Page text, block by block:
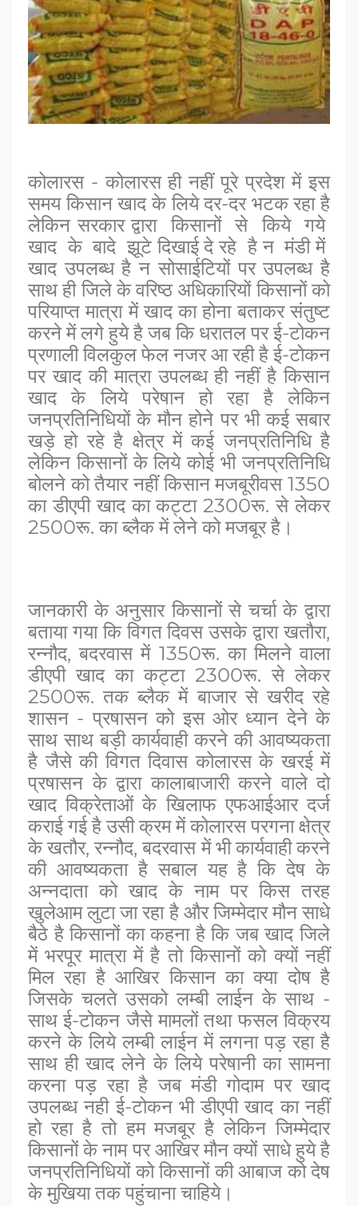
कोलारस - कोलारस ही नहीं पूरे प्रदेश में इस
समय किसान खाद के लिये दर-दर भटक रहा है
लेकिन सरकार द्वारा किसानों से किये गये
खाद के बादे झूटे दिखाई दे रहे है न मंडी में
खाद उपलब्ध है न सोसाईटियों पर उपलब्ध है
साथ ही जिले के वरिष्ठ अधिकारियों किसानों को
परियाप्त मात्रा में खाद का होना बताकर संतुष्ट
करने में लगे हुये है जब कि धरातल पर ई-टोकन
प्रणाली विलकुल फेल नजर आ रही है ई-टोकन
पर खाद की मात्रा उपलब्ध ही नहीं है किसान
खाद के लिये परेषान हो रहा है लेकिन
जनप्रतिनिधियों के मौन होने पर भी कई सबार
खड़े हो रहे है क्षेत्र में कई जनप्रतिनिधि है
लेकिन किसानों के लिये कोई भी जनप्रतिनिधि
बोलने को तैयार नहीं किसान मजबूरीवस 1350
का डीएपी खाद का कट्टा 2300रू. से लेकर
2500रू. का ब्लैक में लेने को मजबूर है।
जानकारी के अनुसार किसानों से चर्चा के द्वारा
बताया गया कि विगत दिवस उसके द्वारा खतौरा,
रन्नौद, बदरवास में 1350रू. का मिलने वाला
डीएपी खाद का कट्टा 2300रू. से लेकर
2500रू. तक ब्लैक में बाजार से खरीद रहे
शासन - प्रषासन को इस ओर ध्यान देने के
साथ साथ बड़ी कार्यवाही करने की आवष्यकता
है जैसे की विगत दिवास कोलारस के खरई में
प्रषासन के द्वारा कालाबाजारी करने वाले दो
खाद विक्रेताओं के खिलाफ एफआईआर दर्ज
कराई गई है उसी क्रम में कोलारस परगना क्षेत्र
के खतौर, रन्नौद, बदरवास में भी कार्यवाही करने
की आवष्यकता है सबाल यह है कि देष के
अन्नदाता को खाद के नाम पर किस तरह
खुलेआम लुटा जा रहा है और जिम्मेदार मौन साधे
बैठे है किसानों का कहना है कि जब खाद जिले
में भरपूर मात्रा में है तो किसानों को क्यों नहीं
मिल रहा है आखिर किसान का क्या दोष है
जिसके चलते उसको लम्बी लाईन के साथ -
साथ ई-टोकन जैसे मामलों तथा फसल विक्रय
करने के लिये लम्बी लाईन में लगना पड़ रहा है
साथ ही खाद लेने के लिये परेषानी का सामना
करना पड़ रहा है जब मंडी गोदाम पर खाद
उपलब्ध नही ई-टोकन भी डीएपी खाद का नहीं
हो रहा है तो हम मजबूर है लेकिन जिम्मेदार
किसानों के नाम पर आखिर मौन क्यों साधे हुये है
जनप्रतिनिधियों को किसानों की आबाज को देष
के मुखिया तक पहुंचाना चाहिये।